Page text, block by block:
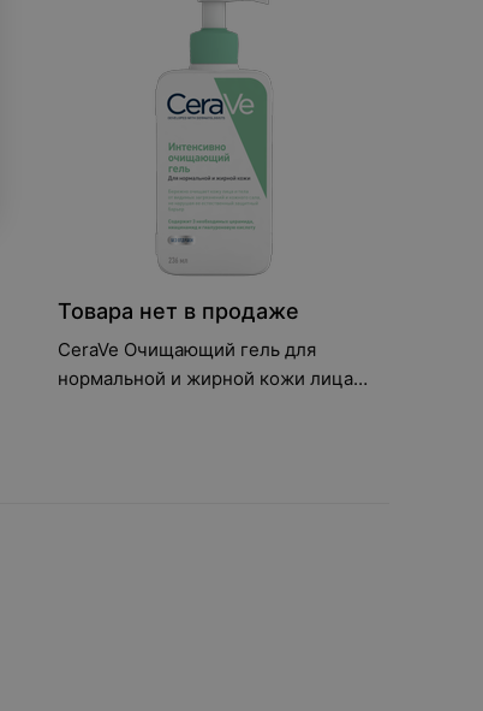
Товара нет в продаже
CeraVe Очищающий гель для
нормальной и жирной кожи лица и